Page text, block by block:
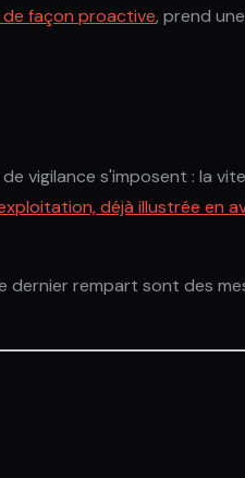
façon proactive, prend
vigilance s'imposent : la
déjà illustrée en
dernier rempart sont des